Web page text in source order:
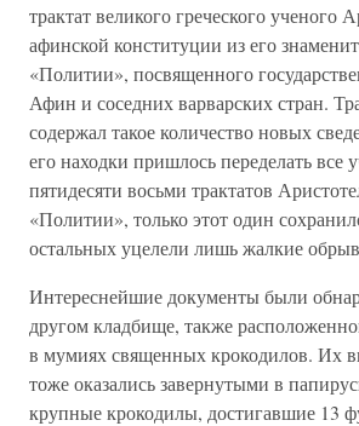
трактат великого греческого ученого
афинской конституции из его
«Политии», посвященного
Афин и соседних варварских стран.
содержал такое количество новых
его находки пришлось переделать все
пятидесяти восьми трактатов
«Политии», только этот один
остальных уцелели лишь жалкие
Интереснейшие документы были
другом кладбище, также
в мумиях священных крокодилов. Их
тоже оказались завернутыми в
крупные крокодилы, достигавшие 13